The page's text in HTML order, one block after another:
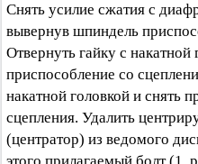
Снять усилие сжатия с
вывернув шпиндель
Отвернуть гайку с накатной
приспособление со
накатной головкой и снять
сцепления. Удалить
(центратор) из ведомого